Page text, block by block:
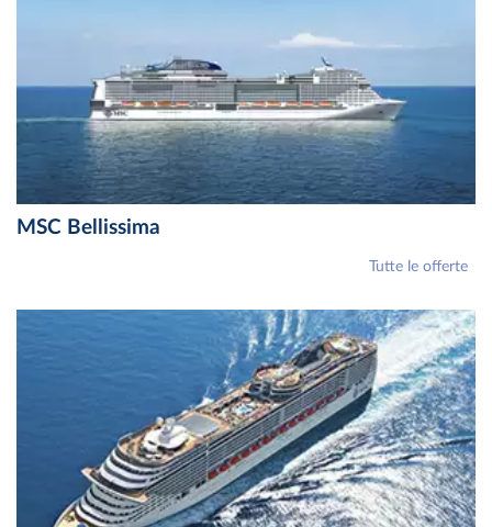
MSC Bellissima
Tutte le offerte